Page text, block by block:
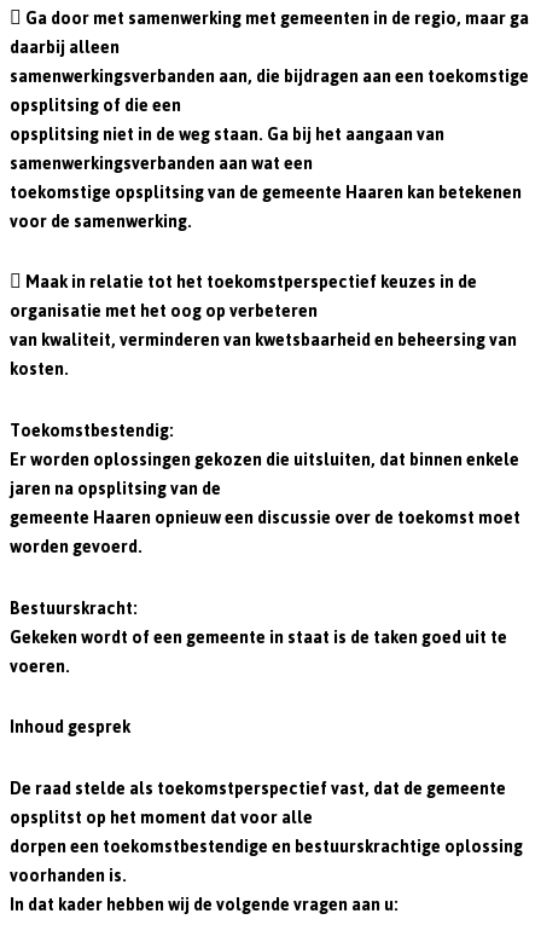
 Ga door met samenwerking met gemeenten in de regio, maar ga
daarbij alleen
samenwerkingsverbanden aan, die bijdragen aan een toekomstige
opsplitsing of die een
opsplitsing niet in de weg staan. Ga bij het aangaan van
samenwerkingsverbanden aan wat een
toekomstige opsplitsing van de gemeente Haaren kan betekenen
voor de samenwerking.
 Maak in relatie tot het toekomstperspectief keuzes in de
organisatie met het oog op verbeteren
van kwaliteit, verminderen van kwetsbaarheid en beheersing van
kosten.
Toekomstbestendig:
Er worden oplossingen gekozen die uitsluiten, dat binnen enkele
jaren na opsplitsing van de
gemeente Haaren opnieuw een discussie over de toekomst moet
worden gevoerd.
Bestuurskracht:
Gekeken wordt of een gemeente in staat is de taken goed uit te
voeren.
Inhoud gesprek
De raad stelde als toekomstperspectief vast, dat de gemeente
opsplitst op het moment dat voor alle
dorpen een toekomstbestendige en bestuurskrachtige oplossing
voorhanden is.
In dat kader hebben wij de volgende vragen aan u: